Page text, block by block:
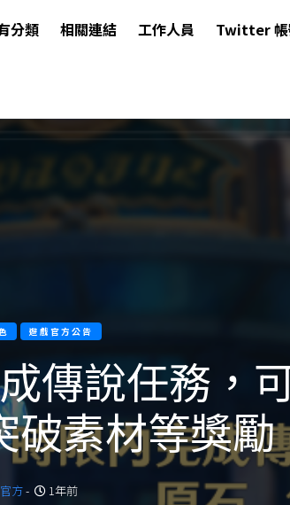
分類 相關連結 工作人員 Twitter 帳
遊戲官方公告
傳說任務，
破素材等獎勵
方- 1年前